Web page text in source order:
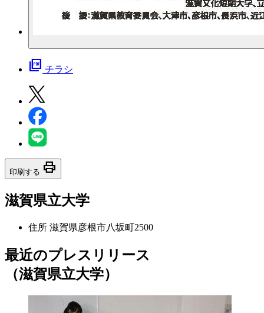
picture_as_pdf チラシ
印刷する print
滋賀県立大学
住所 滋賀県彦根市八坂町2500
最近のプレスリリース
（滋賀県立大学）